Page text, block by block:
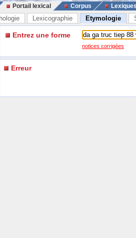
Portail lexical Corpus
Lexicographie Etymologie
Entrez une forme
notices corrigées
Erreur